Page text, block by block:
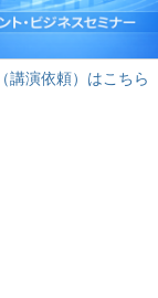
講演依頼）はこちら